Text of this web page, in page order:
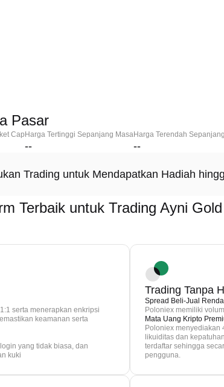
Pasar
Cap Harga Tertinggi Sepanjang Masa
--
Harga Terendah
--
Trading untuk Mendapatkan Hadiah
Terbaik untuk Trading Ayni
serta menerapkan enkripsi
keamanan serta
yang tidak biasa, dan
kuki
Trading Tanpa
Spread Beli-Jual
Poloniex memiliki
Mata Uang Kripto
Poloniex menyediakan
likuiditas dan
terdaftar sehingga
pengguna.